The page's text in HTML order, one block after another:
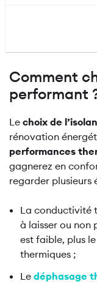
Comment
performant
Le choix de
rénovation
performances
gagnerez en
regarder plusieurs
La conductivité
à laisser ou non
est faible, plus
thermiques ;
Le déphasage